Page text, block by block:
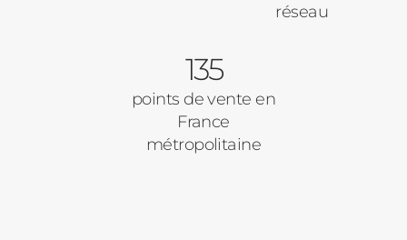
réseau
135
points de vente en
France
métropolitaine